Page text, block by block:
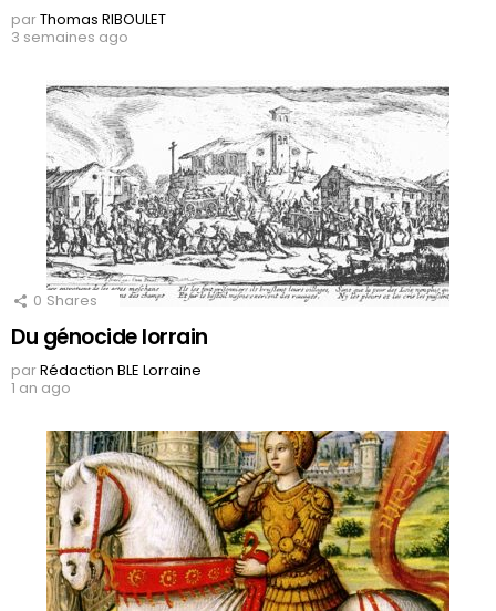
parThomas RIBOULET
3 semaines ago
0 Shares
Du génocide lorrain
parRédaction BLE Lorraine
1 an ago